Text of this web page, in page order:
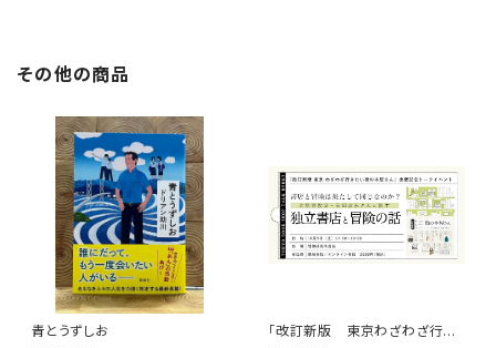
その他の商品
青とうずしお
「改訂新版 東京わざわざ行き